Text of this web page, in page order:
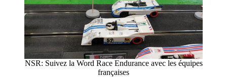
NSR: Suivez la Word Race Endurance avec les équipes
françaises